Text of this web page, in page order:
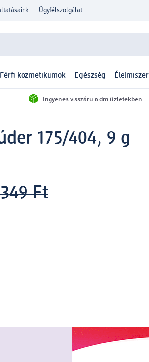
Ügyfélszolgálat
Férfi kozmetikumok Egészség Élelmiszer
Ingyenes visszáru a dm üzletekben
175/404, 9 g
Ft